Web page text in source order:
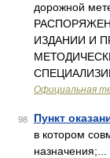
дорожной
ИЗДАНИИ И
Официальная
98 Пункт
в котором